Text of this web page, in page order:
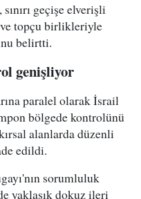
geçişe elverişli
topçu birlikleriyle
belirtti.
genişliyor
paralel olarak İsrail
bölgede kontrolünü
alanlarda düzenli
edildi.
sorumluluk
yaklaşık dokuz ileri